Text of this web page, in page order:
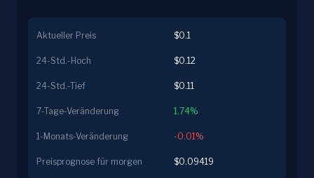
Aktueller Preis $0.1
24-Std.-Hoch $0.12
24-Std.-Tief $0.11
7-Tage-Veränderung 1.74%
1-Monats-Veränderung -0.01%
Preisprognose für morgen $0.09419